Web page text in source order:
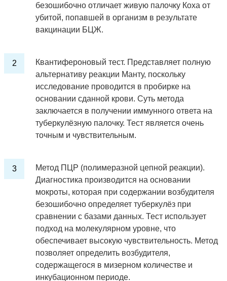
безошибочно отличает живую палочку Коха от
убитой, попавшей в организм в результате
вакцинации БЦЖ.
Квантифероновый тест. Представляет полную
альтернативу реакции Манту, поскольку
исследование проводится в пробирке на
основании сданной крови. Суть метода
заключается в получении иммунного ответа на
туберкулёзную палочку. Тест является очень
точным и чувствительным.
Метод ПЦР (полимеразной цепной реакции).
Диагностика производится на основании
мокроты, которая при содержании возбудителя
безошибочно определяет туберкулёз при
сравнении с базами данных. Тест использует
подход на молекулярном уровне, что
обеспечивает высокую чувствительность. Метод
позволяет определить возбудителя,
содержащегося в мизерном количестве и
инкубационном периоде.